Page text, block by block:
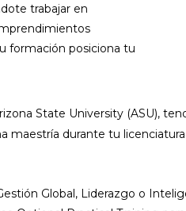
trabajar en
formación posiciona tu
State University (ASU),
maestría durante tu
Global, Liderazgo o